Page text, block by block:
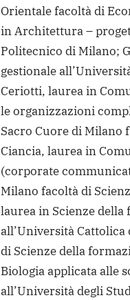
Orientale facoltà di
in Architettura –
Politecnico di Milano;
gestionale
Ceriotti, laurea in
le organizzazioni
Sacro Cuore di Milano
Ciancia, laurea in
(corporate
Milano facoltà di
laurea in Scienze
all’Università
di Scienze della
Biologia applicata alle
all’Università degli